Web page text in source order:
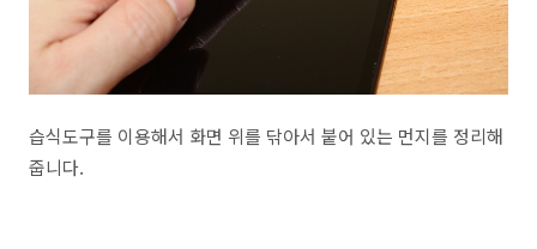
습식도구를 이용해서 화면 위를 닦아서 붙어 있는 먼지를 정리해
줍니다.